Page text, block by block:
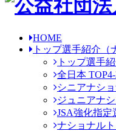
HOME
トップ選手紹介
トップ選手
全日本
シニアナシ
ジュニアナ
JSA強化指定
ナショナル